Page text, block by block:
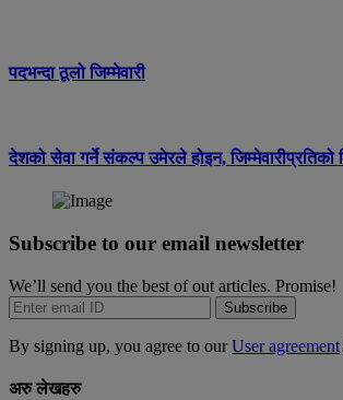
पदभन्दा ठूलो जिम्मेवारी
देशको सेवा गर्ने संकल्प उमेरले होइन, जिम्मेवारीप्रतिको
Subscribe to our email newsletter
We’ll send you the best of out articles. Promise!
Subscribe
By signing up, you agree to ourUser agreement
अरु लेखहरु